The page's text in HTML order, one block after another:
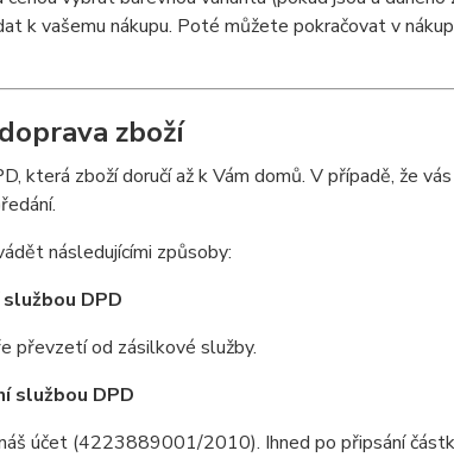
k vašemu nákupu. Poté můžete pokračovat v
zboží
která zboží doručí až k Vám domů. V případě, že
následujícími způsoby:
DPD
převzetí od zásilkové služby.
službou DPD
účet (4223889001/2010). Ihned po připsání